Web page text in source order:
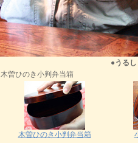
●うる
木曽ひのき小判弁当箱
木曽ひのき小判弁当箱